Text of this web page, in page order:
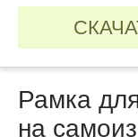
Рамка
на